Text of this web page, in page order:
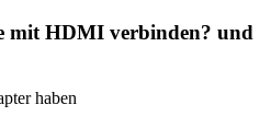
mit HDMI verbinden? und
haben